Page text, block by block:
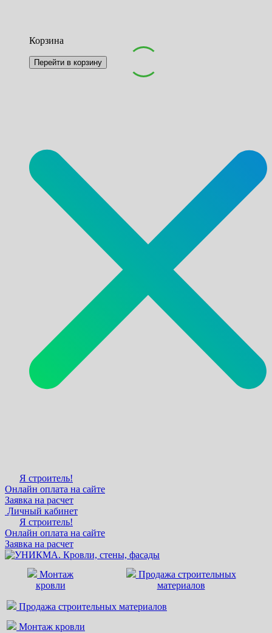
Корзина
Перейти в корзину
Я строитель!
Онлайн оплата на сайте
Заявка на расчет
Личный кабинет
Я строитель!
Онлайн оплата на сайте
Заявка на расчет
Монтаж
кровли
Продажа строительных
материалов
Продажа строительных материалов
Монтаж кровли